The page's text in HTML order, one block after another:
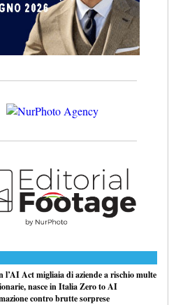
l’AI Act migliaia di aziende a rischio multe
nasce in Italia Zero to AI
contro brutte sorprese